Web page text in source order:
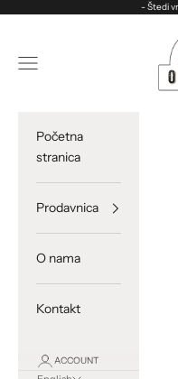
- Štedi
Open navigation menu
Početna
stranica
Prodavnica
O nama
Kontakt
ACCOUNT